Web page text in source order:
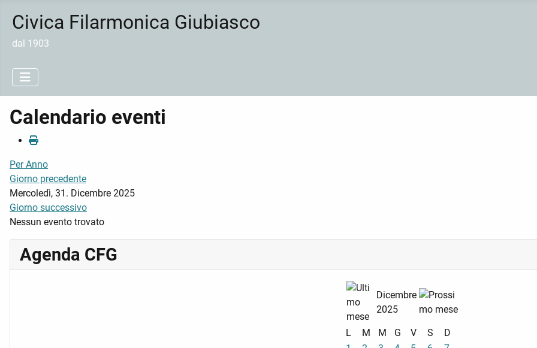
Civica Filarmonica Giubiasco
dal 1903
Calendario eventi
Per Anno
Giorno precedente
Mercoledì, 31. Dicembre 2025
Giorno successivo
Nessun evento trovato
Agenda CFG
Dicembre
2025
L M M G V S
D